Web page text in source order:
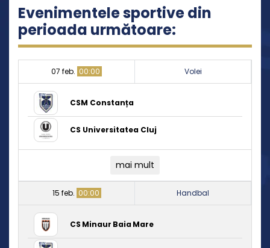
Evenimentele sportive din
perioada următoare:
07 feb. 00:00 Volei
CSM Constanța
CS Universitatea Cluj
mai mult
15 feb. 00:00 Handbal
CS Minaur Baia Mare